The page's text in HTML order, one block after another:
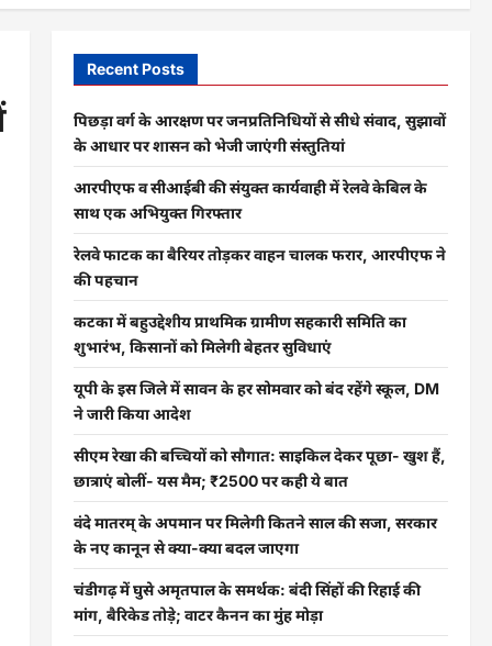
Recent Posts
पिछड़ा वर्ग के आरक्षण पर जनप्रतिनिधियों से सीधे संवाद, सुझावों
के आधार पर शासन को भेजी जाएंगी संस्तुतियां
आरपीएफ व सीआईबी की संयुक्त कार्यवाही में रेलवे केबिल के
साथ एक अभियुक्त गिरफ्तार
रेलवे फाटक का बैरियर तोड़कर वाहन चालक फरार, आरपीएफ ने
की पहचान
कटका में बहुउद्देशीय प्राथमिक ग्रामीण सहकारी समिति का
शुभारंभ, किसानों को मिलेगी बेहतर सुविधाएं
यूपी के इस जिले में सावन के हर सोमवार को बंद रहेंगे स्कूल, DM
ने जारी किया आदेश
सीएम रेखा की बच्चियों को सौगात: साइकिल देकर पूछा- खुश हैं,
छात्राएं बोलीं- यस मैम; ₹2500 पर कही ये बात
वंदे मातरम् के अपमान पर मिलेगी कितने साल की सजा, सरकार
के नए कानून से क्या-क्या बदल जाएगा
चंडीगढ़ में घुसे अमृतपाल के समर्थक: बंदी सिंहों की रिहाई की
मांग, बैरिकेड तोड़े; वाटर कैनन का मुंह मोड़ा